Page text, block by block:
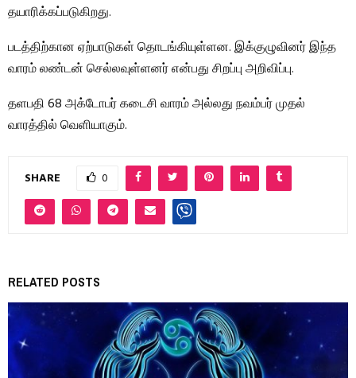
தயாரிக்கப்படுகிறது.
படத்திற்கான ஏற்பாடுகள் தொடங்கியுள்ளன. இக்குழுவினர் இந்த
வாரம் லண்டன் செல்லவுள்ளனர் என்பது சிறப்பு அறிவிப்பு.
தளபதி 68 அக்டோபர் கடைசி வாரம் அல்லது நவம்பர் முதல்
வாரத்தில் வெளியாகும்.
SHARE 0
RELATED POSTS